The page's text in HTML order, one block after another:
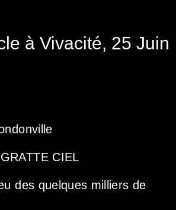
à Vivacité, 25 Juin
CIEL
des quelques milliers de